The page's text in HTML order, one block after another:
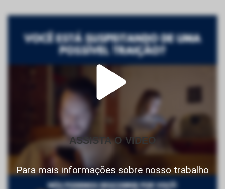
ASSISTA O VIDEO
Para mais informações sobre nosso trabalho